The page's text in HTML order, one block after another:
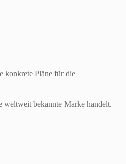
konkrete Pläne für die
weltweit bekannte Marke handelt.